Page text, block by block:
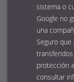
sistema o
Google no
una
Seguro que
protección
consultar